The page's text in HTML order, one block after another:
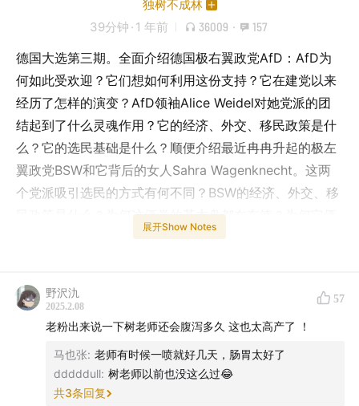
独树不成林
39分钟 · 1 年前 36009 · 157
德国大选第三期。全面介绍德国极右翼政党AfD：AfD为
何如此受欢迎？它们想如何利用这份支持？它在建党以来
经历了怎样的演变？AfD领袖Alice Weidel对她党派的团
结起到了什么灵魂作用？它的经济、外交、移民政策是什
么？它的选民基础是什么？顺便介绍最近冉冉升起的极左
翼政党BSW和它背后的女人Sahra Wagenknecht。这两
个党派吸引选民的方式有何不同？BSW的经济、外交、移
民政策是什么？为何这俩党的基本盘都在东德？为何它俩
立场截然相反（国家主义和社会主义）结果在政策问题上
反对欧盟、反对援乌、反对环保政策？？
相关播客：
181-德国极右翼和极左翼这俩女人准备搞啥子名堂（德国
2025大选第三集）
展开Show Notes
野沢氿
2025.2.08
57
老粉出来说一下树老师还会腹泻多久 这也太高产了 ！
马也张: 老师有时候一喷就好几天，肠胃太好了
dddddull: 树老师以前也没这么过😂
共3条回复